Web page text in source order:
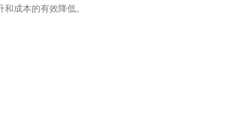
成本的有效降低。